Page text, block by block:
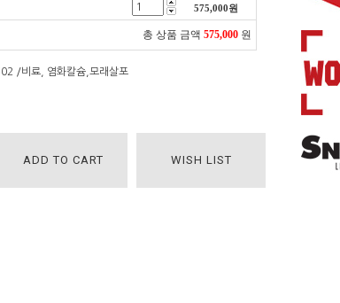
575,000원
총 상품 금액 575,000 원
/비료, 염화칼슘,모래살포
ADD TO CART WISH LIST